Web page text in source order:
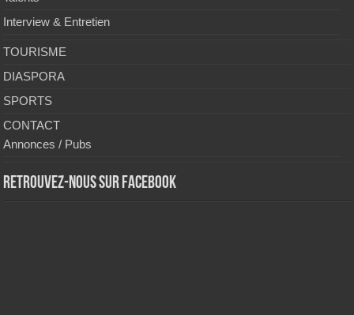
Interview & Entretien
TOURISME
DIASPORA
SPORTS
CONTACT
Annonces / Pubs
Retrouvez-nous sur Facebook